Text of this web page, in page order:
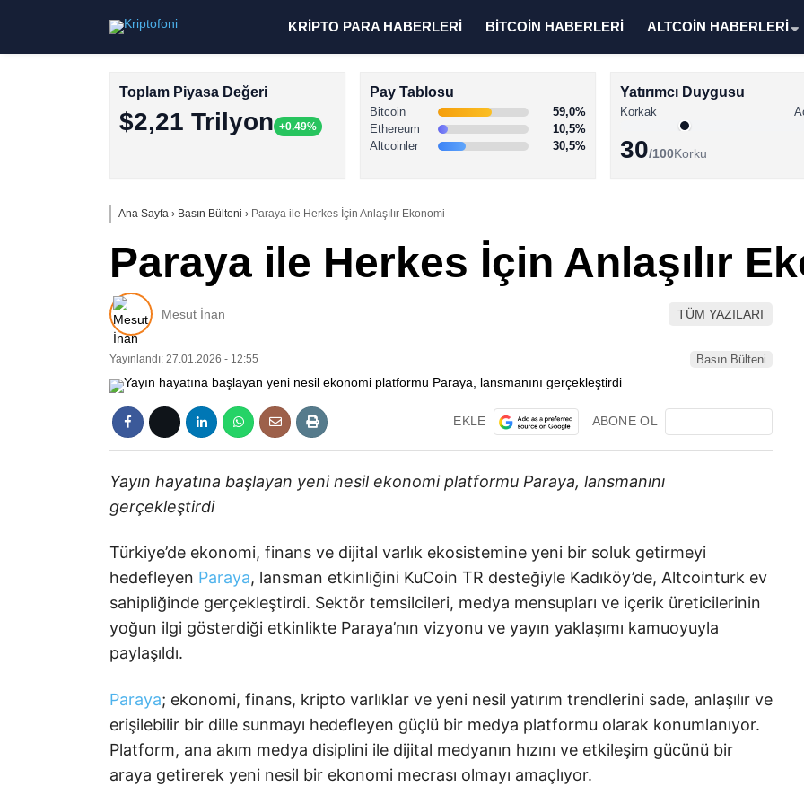
KRİPTO PARA HABERLERİ BİTCOİN HABERLERİ ALTCOİN HABERLERİ
Toplam Piyasa Değeri
$2,21 Trilyon +0.49%
Pay Tablosu
Bitcoin
59,0%
Ethereum
10,5%
Altcoinler
30,5%
Yatırımcı Duygusu
Korkak
30/100Korku
Ana Sayfa › Basın Bülteni › Paraya ile Herkes İçin Anlaşılır Ekonomi
Paraya ile Herkes İçin Anlaşılır
Mesut İnan TÜM YAZILARI
Yayınlandı: 27.01.2026 - 12:55 Basın Bülteni
EKLE ABONE OL
Yayın hayatına başlayan yeni nesil ekonomi platformu Paraya, lansmanını
gerçekleştirdi
Türkiye’de ekonomi, finans ve dijital varlık ekosistemine yeni bir soluk getirmeyi
hedefleyen Paraya, lansman etkinliğini KuCoin TR desteğiyle Kadıköy’de, Altcointurk ev
sahipliğinde gerçekleştirdi. Sektör temsilcileri, medya mensupları ve içerik üreticilerinin
yoğun ilgi gösterdiği etkinlikte Paraya’nın vizyonu ve yayın yaklaşımı kamuoyuyla
paylaşıldı.
Paraya; ekonomi, finans, kripto varlıklar ve yeni nesil yatırım trendlerini sade, anlaşılır ve
erişilebilir bir dille sunmayı hedefleyen güçlü bir medya platformu olarak konumlanıyor.
Platform, ana akım medya disiplini ile dijital medyanın hızını ve etkileşim gücünü bir
araya getirerek yeni nesil bir ekonomi mecrası olmayı amaçlıyor.